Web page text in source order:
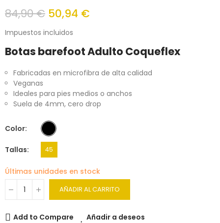
84,90 € 50,94 €
Impuestos incluidos
Botas barefoot Adulto Coqueflex
Fabricadas en microfibra de alta calidad
Veganas
Ideales para pies medios o anchos
Suela de 4mm, cero drop
Color
Tallas 45
Últimas unidades en stock
AÑADIR AL CARRITO
Add to Compare Añadir a deseos